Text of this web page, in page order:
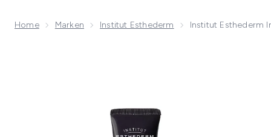
Home Marken Institut Esthederm Institut Esthederm